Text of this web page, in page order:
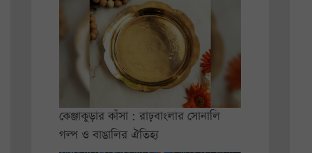
কেঞ্জাকুড়ার কাঁসা : রাঢ়বাংলার সোনালি
গল্প ও বাঙালির ঐতিহ্য